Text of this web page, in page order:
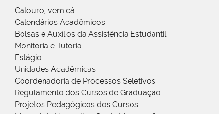
Calouro, vem cá
Calendários Acadêmicos
Bolsas e Auxílios da Assistência Estudantil
Monitoria e Tutoria
Estágio
Unidades Acadêmicas
Coordenadoria de Processos Seletivos
Regulamento dos Cursos de Graduação
Projetos Pedagógicos dos Cursos